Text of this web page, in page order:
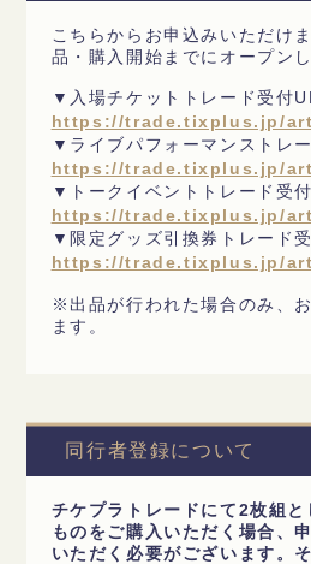
こちらからお申込みいただけ
品・購入開始までにオープンし
▼入場チケットトレード受付
https://trade.tixplus.jp/
▼ライブパフォーマンストレ
https://trade.tixplus.jp/
▼トークイベントトレード受付
https://trade.tixplus.jp/
▼限定グッズ引換券トレード
https://trade.tixplus.jp/
※出品が行われた場合のみ、
ます。
同行者登録について
チケプラトレードにて2枚組
ものをご購入いただく場合、
いただく必要がございます。